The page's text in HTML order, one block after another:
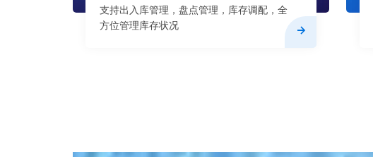
支持出入库管理，盘点管理，库存调配，全
方位管理库存状况